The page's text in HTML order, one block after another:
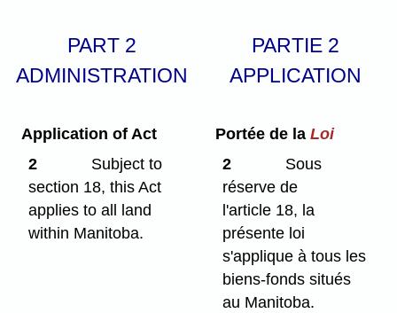
PART 2
ADMINISTRATION
PARTIE 2
APPLICATION
Application of Act
2
Subject to
section 18, this Act
applies to all land
within Manitoba.
Portée de la Loi
2
Sous
réserve de
l'article 18, la
présente loi
s'applique à tous les
biens-fonds situés
au Manitoba.